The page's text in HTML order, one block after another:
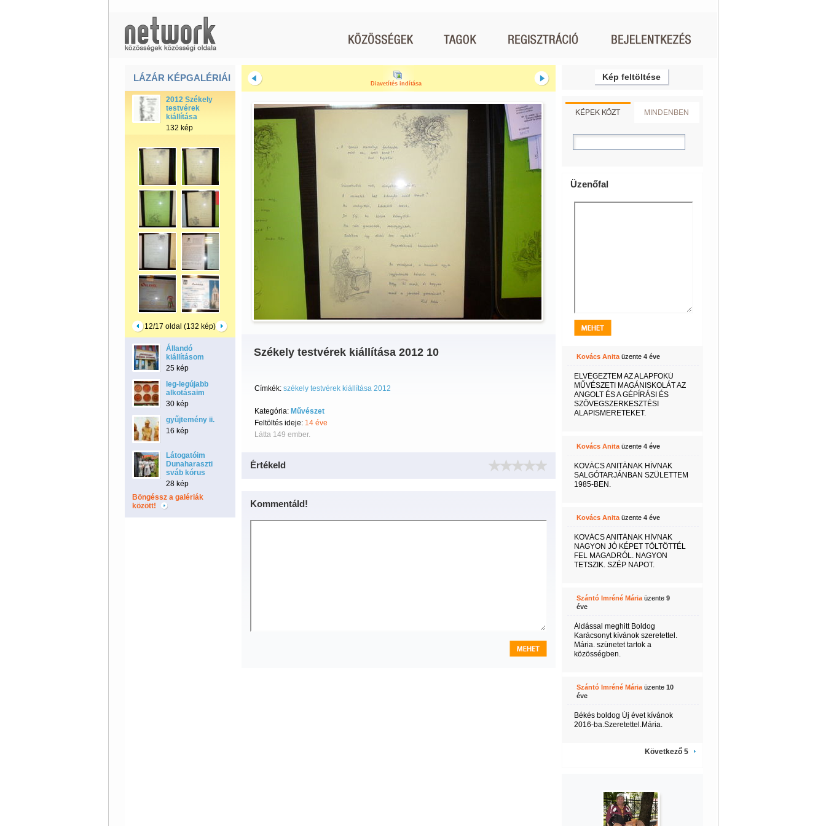
LÁZÁR KÉPGALÉRIÁI
2012 Székely
testvérek
kiállítása
132 kép
12/17 oldal (132 kép)
Állandó
kiállításom
25 kép
leg-legújabb
alkotásaim
30 kép
gyűjtemény ii.
16 kép
Látogatóim
Dunaharaszti
sváb kórus
28 kép
Böngéssz a galériák
között!
Diavetítés indítása
Székely testvérek kiállítása 2012 10
Címkék: székely testvérek kiállítása 2012
Kategória: Művészet
Feltöltés ideje: 14 éve
Látta 149 ember.
Értékeld
Kommentáld!
Kép feltöltése
KÉPEK KÖZT MINDENBEN
Üzenőfal
Kovács Anitaüzente 4 éve
ELVÉGEZTEM AZ ALAPFOKÚ
MŰVÉSZETI MAGÁNISKOLÁT AZ
ANGOLT ÉS A GÉPÍRÁSI ÉS
SZÖVEGSZERKESZTÉSI
ALAPISMERETEKET.
Kovács Anitaüzente 4 éve
KOVÁCS ANITÁNAK HÍVNAK
SALGÓTARJÁNBAN SZÜLETTEM
1985-BEN.
Kovács Anitaüzente 4 éve
KOVÁCS ANITÁNAK HÍVNAK
NAGYON JÓ KÉPET TÖLTÖTTÉL
FEL MAGADRÓL. NAGYON
TETSZIK. SZÉP NAPOT.
Szántó Imréné Máriaüzente 9
éve
Áldással meghitt Boldog
Karácsonyt kívánok szeretettel.
Mária. szünetet tartok a
közösségben.
Szántó Imréné Máriaüzente 10
éve
Békés boldog Új évet kívánok
2016-ba.Szeretettel.Mária.
Következő 5